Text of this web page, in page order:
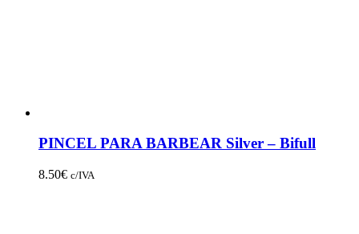
PINCEL PARA BARBEAR Silver – Bifull
8.50€ c/IVA